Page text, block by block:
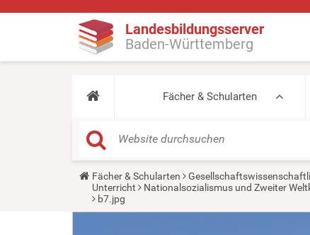
Landesbildungsserver
Baden-Württemberg
Fächer & Schularten
Y
a
Fächer & Schularten
Unterricht
Nationalsozialismus und Zweiter
b7.jpg